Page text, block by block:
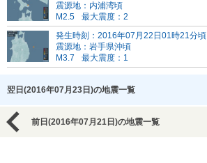
震源地：内浦湾頃
M2.5
最大震度：2
発生時刻：2016年07月22日01時21分頃
震源地：岩手県沖頃
M3.7
最大震度：1
翌日(2016年07月23日)の地震一覧
前日(2016年07月21日)の地震一覧